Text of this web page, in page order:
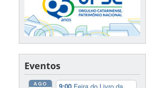
Eventos
AGO